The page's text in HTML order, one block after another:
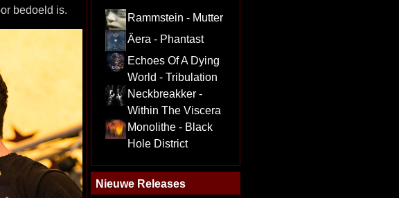
bedoeld is.
Rammstein - Mutter
Äera - Phantast
Echoes Of A Dying
World - Tribulation
Neckbreakker -
Within The Viscera
Monolithe - Black
Hole District
Nieuwe Releases